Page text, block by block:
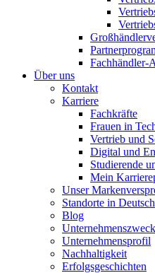
Fachhändler-
Über uns
Kontakt
Karriere
Fachkräfte
Frauen in
Vertrieb und
Digital und
Studierende
Mein
Unser
Standorte in
Blog
Unternehmenszweck
Unternehmensprofil
Nachhaltigkeit
Erfolgsgeschichten